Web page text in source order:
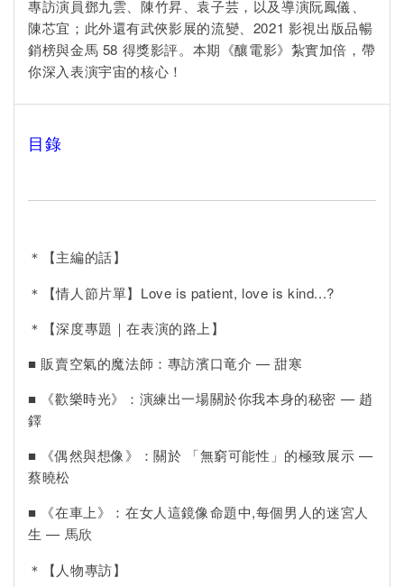
專訪演員鄧九雲、陳竹昇、袁子芸，以及導演阮鳳儀、
陳芯宜；此外還有武俠影展的流變、2021 影視出版品暢
銷榜與金馬 58 得獎影評。本期《釀電影》紮實加倍，帶
你深入表演宇宙的核心！
目錄
＊【主編的話】
＊【情人節片單】Love is patient, love is kind...?
＊【深度專題｜在表演的路上】
■ 販賣空氣的魔法師：專訪濱口竜介 — 甜寒
■ 《歡樂時光》：演練出一場關於你我本身的秘密 — 趙
鐸
■ 《偶然與想像》：關於 「無窮可能性」的極致展示 —
蔡曉松
■ 《在車上》：在女人這鏡像命題中,每個男人的迷宮人
生 — 馬欣
＊【人物專訪】